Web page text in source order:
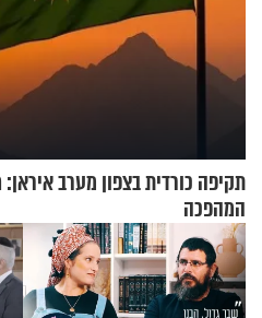
תקיפה כורדית בצפון מערב
המהפכה